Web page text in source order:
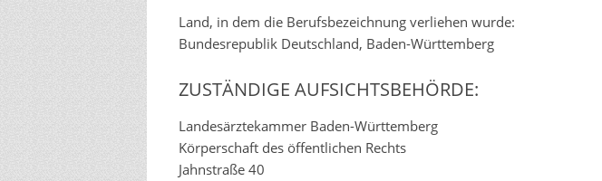
Land, in dem die Berufsbezeichnung verliehen wurde:
Bundesrepublik Deutschland, Baden-Württemberg
ZUSTÄNDIGE AUFSICHTSBEHÖRDE:
Landesärztekammer Baden-Württemberg
Körperschaft des öffentlichen Rechts
Jahnstraße 40